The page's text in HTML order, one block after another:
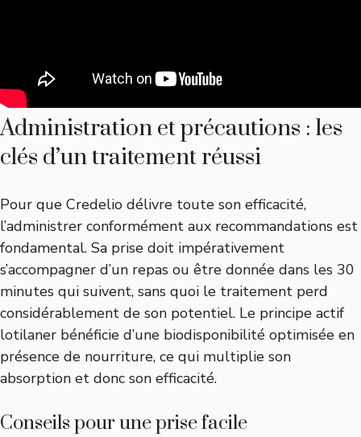
Administration et précautions : les
clés d’un traitement réussi
Pour que Credelio délivre toute son efficacité,
l’administrer conformément aux recommandations est
fondamental. Sa prise doit impérativement
s’accompagner d’un repas ou être donnée dans les 30
minutes qui suivent, sans quoi le traitement perd
considérablement de son potentiel. Le principe actif
lotilaner bénéficie d’une biodisponibilité optimisée en
présence de nourriture, ce qui multiplie son
absorption et donc son efficacité.
Conseils pour une prise facile